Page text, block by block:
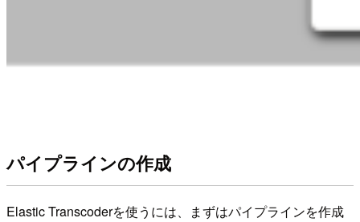
パイプラインの作成
Elastic Transcoderを使うには、まずはパイプラインを作成